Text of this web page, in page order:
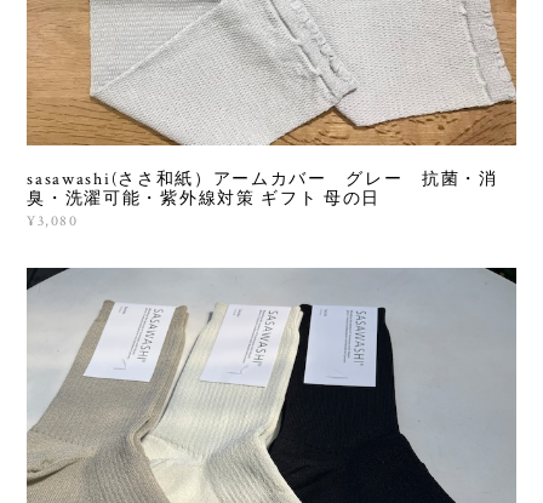
sasawashi(ささ和紙）アームカバー グレー 抗菌・消
臭・洗濯可能・紫外線対策 ギフト 母の日
¥3,080